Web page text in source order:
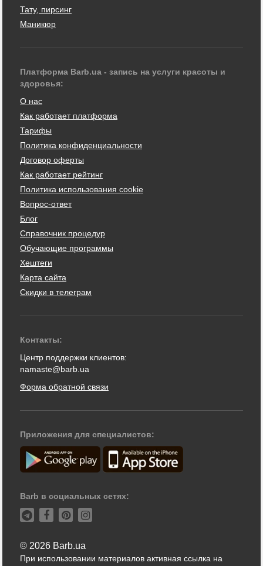
Тату, пирсинг
Маникюр
Платформа Barb.ua - запись на услуги красоты и
здоровья:
О нас
Как работает платформа
Тарифы
Политика конфиденциальности
Договор оферты
Как работает рейтинг
Политика использования cookie
Вопрос-ответ
Блог
Справочник процедур
Обучающие программы
Хештеги
Карта сайта
Скидки в телеграм
Контакты:
Центр поддержки клиентов:
namaste@barb.ua
Форма обратной связи
Приложения для специалистов:
Barb в социальных сетях:
© 2026 Barb.ua
При использовании материалов активная ссылка на